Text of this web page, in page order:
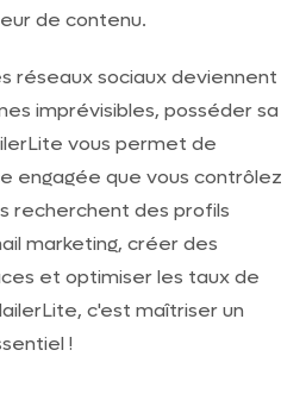
de contenu.
réseaux sociaux deviennent
imprévisibles, posséder sa
vous permet de
engagée que vous contrôlez
recherchent des profils
marketing, créer des
et optimiser les taux de
c'est maîtriser un
!